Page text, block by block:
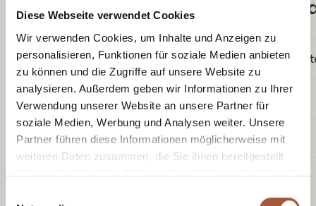
Diese Webseite verwendet Cookies
Wir verwenden Cookies, um Inhalte und Anzeigen zu
personalisieren, Funktionen für soziale Medien anbieten
zu können und die Zugriffe auf unsere Website zu
analysieren. Außerdem geben wir Informationen zu Ihrer
Verwendung unserer Website an unsere Partner für
soziale Medien, Werbung und Analysen weiter. Unsere
Partner führen diese Informationen möglicherweise mit
weiteren Daten zusammen, die Sie ihnen bereitgestellt
haben oder die sie im Rahmen Ihrer Nutzung der Dienste
Saalbach Hinterglemm
Sonnenkarte inkl. 2 Fahrten/Tag, ohne
7 Tage